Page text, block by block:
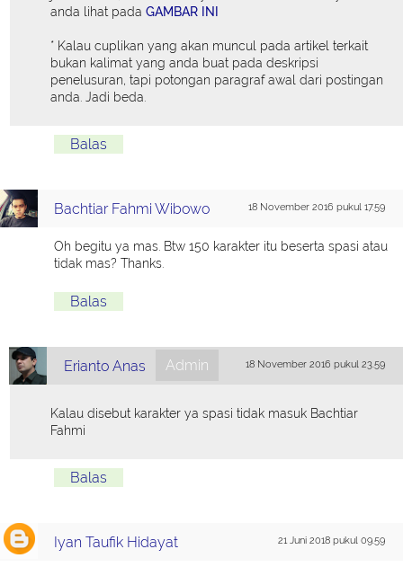
anda lihat pada GAMBAR INI
* Kalau cuplikan yang akan muncul pada artikel terkait
bukan kalimat yang anda buat pada deskripsi
penelusuran, tapi potongan paragraf awal dari postingan
anda. Jadi beda.
Balas
Bachtiar Fahmi Wibowo 18 November 2016 pukul 17.59
Oh begitu ya mas. Btw 150 karakter itu beserta spasi atau
tidak mas? Thanks.
Balas
Erianto Anas Admin 18 November 2016 pukul 23.59
Kalau disebut karakter ya spasi tidak masuk Bachtiar
Fahmi
Balas
Iyan Taufik Hidayat 21 Juni 2018 pukul 09.59